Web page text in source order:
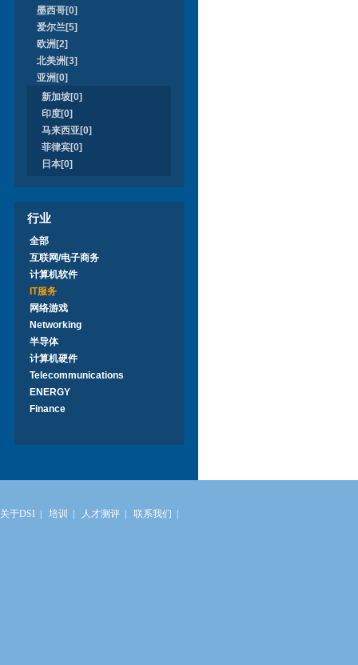
墨西哥[0]
爱尔兰[5]
欧洲[2]
北美洲[3]
亚洲[0]
新加坡[0]
印度[0]
马来西亚[0]
菲律宾[0]
日本[0]
行业
全部
互联网/电子商务
计算机软件
IT服务
网络游戏
Networking
半导体
计算机硬件
Telecommunications
ENERGY
Finance
关于DSI 培训 人才测评 联系我们